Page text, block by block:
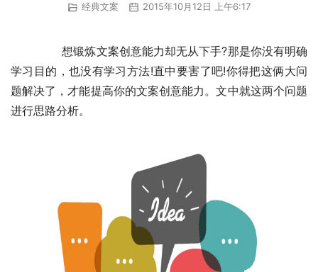
经典文案 2015年10月12日 上午6:17
学习目的，也没有学习方法!直中要害了吧!你得把这俩大问
题解决了，才能提高你的文案创意能力。文中就这两个问题
进行思路分析。